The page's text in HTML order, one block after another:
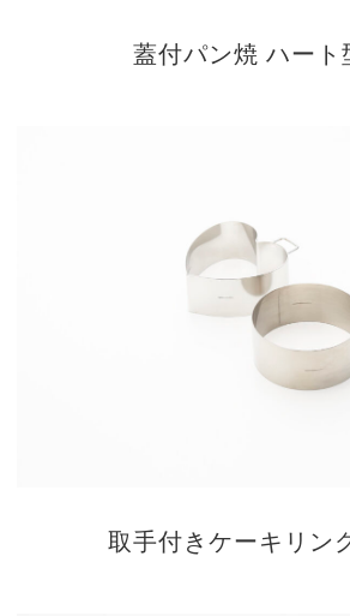
蓋付パン焼 ハート
取手付きケーキリン